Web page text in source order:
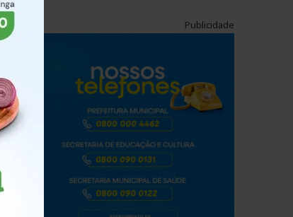
Publicidade